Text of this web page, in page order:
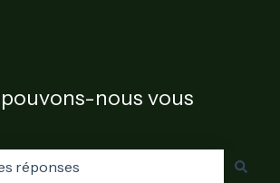
nous vous